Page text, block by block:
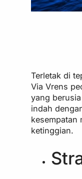
Terletak di
Via Vrens
yang
indah
kesempatan
ketinggian.